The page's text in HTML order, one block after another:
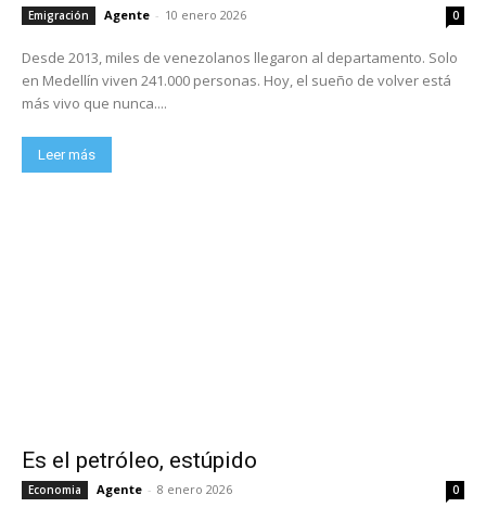
Emigración Agente - 10 enero 2026 0
Desde 2013, miles de venezolanos llegaron al departamento. Solo
en Medellín viven 241.000 personas. Hoy, el sueño de volver está
más vivo que nunca....
Leer más
Es el petróleo, estúpido
Economia Agente - 8 enero 2026 0